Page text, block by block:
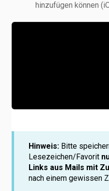
hinzufügen können
Hinweis: Bitte
Lesezeichen/Favorit
Links aus Mails mit
nach einem gewissen